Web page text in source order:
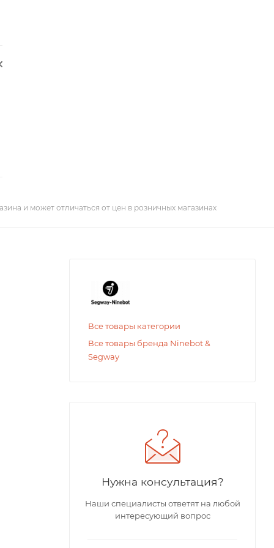
и может отличаться от цен в розничных магазинах
Все товары категории
Все товары бренда Ninebot &
Segway
Нужна консультация?
Наши специалисты ответят на любой
интересующий вопрос